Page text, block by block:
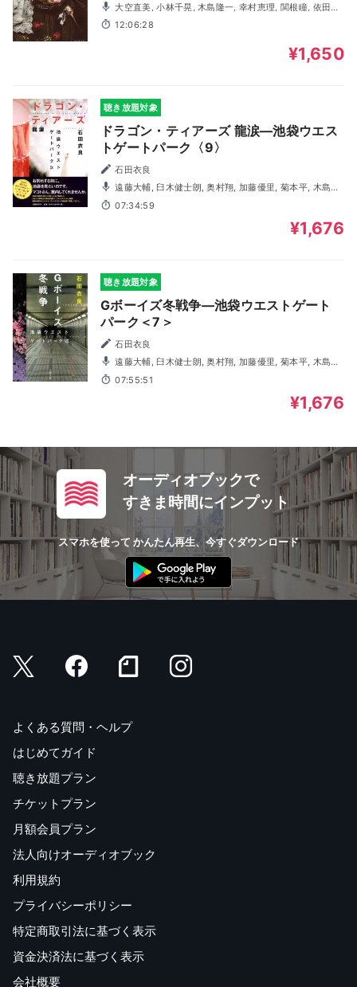
大空直美, 小林千晃, 木島隆一, 幸村恵理, 関根瞳, 依田菜
津, 加隈亜衣, 唐戸俊太郎, 菊地達弘, 進藤亜由美, 利根健太
朗, 吉野光成, 渡瀬結月
12:06:28
¥1,650
聴き放題対象
ドラゴン・ティアーズ 龍涙―池袋ウエス
トゲートパーク〈9〉
石田衣良
遠藤大輔, 臼木健士朗, 奥村翔, 加藤優里, 菊本平, 木島隆
一, 塩谷綾子, 中惠光城, 広瀬淳, 松浦チエ, 松本忍, 三好晃佑,
三輪隆博, 茂木たかまさ, 森山和輝, 吉田聖子
07:34:59
¥1,676
聴き放題対象
Gボーイズ冬戦争―池袋ウエストゲート
パーク＜7＞
石田衣良
遠藤大輔, 臼木健士朗, 奥村翔, 加藤優里, 菊本平, 木島隆
一, 塩谷綾子, 中惠光城, 広瀬淳, 松浦チエ, 松本忍, 三好晃佑,
三輪隆博, 茂木たかまさ, 森山和輝, 吉田聖子
07:55:51
¥1,676
オーディオブックで
すきま時間にインプット
スマホを使って かんたん再生、今すぐダウンロード
よくある質問・ヘルプ
はじめてガイド
聴き放題プラン
チケットプラン
月額会員プラン
法人向けオーディオブック
利用規約
プライバシーポリシー
特定商取引法に基づく表示
資金決済法に基づく表示
会社概要